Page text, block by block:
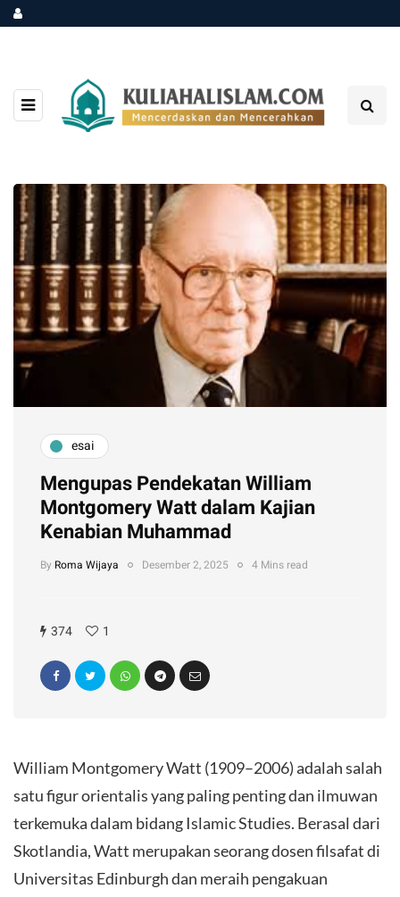
esai
Mengupas Pendekatan William
Montgomery Watt dalam Kajian
Kenabian Muhammad
By Roma Wijaya Desember 2, 2025 4 Mins read
374 1
William Montgomery Watt (1909–2006) adalah salah
satu figur orientalis yang paling penting dan ilmuwan
terkemuka dalam bidang Islamic Studies. Berasal dari
Skotlandia, Watt merupakan seorang dosen filsafat di
Universitas Edinburgh dan meraih pengakuan